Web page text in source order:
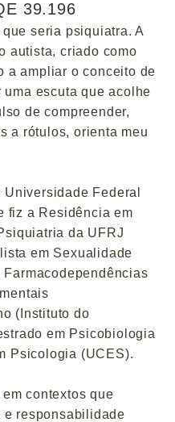
39.196
seria psiquiatra. A
autista, criado como
a ampliar o conceito de
uma escuta que acolhe
de compreender,
a rótulos, orienta meu
Federal
fiz a Residência em
da UFRJ
em Sexualidade
Farmacodependências
(Instituto do
em Psicobiologia
Psicologia (UCES).
contextos que
responsabilidade